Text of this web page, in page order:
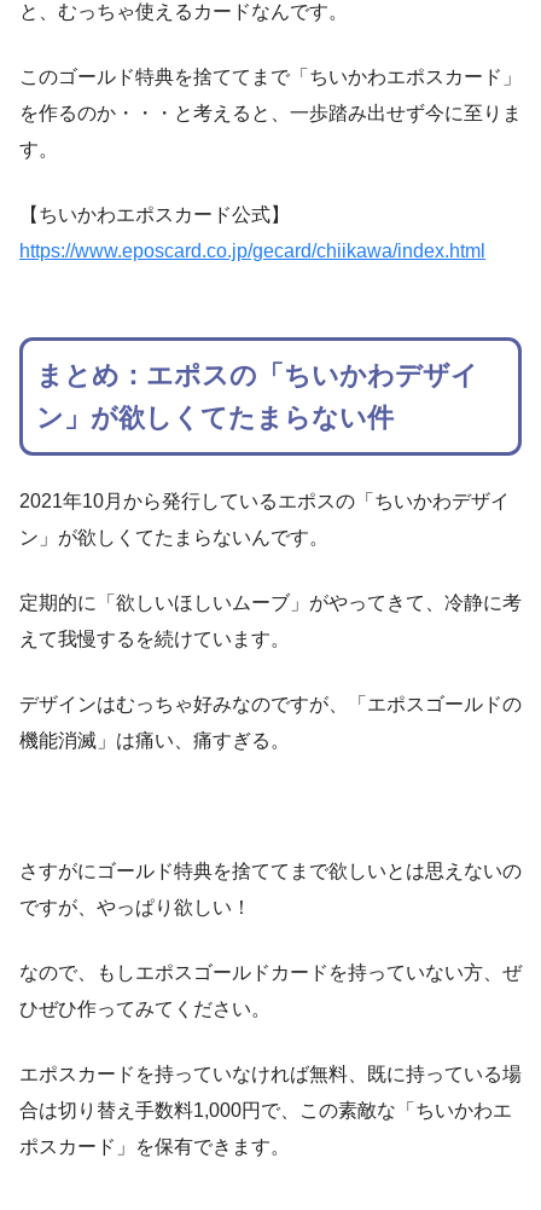
と、むっちゃ使えるカードなんです。
このゴールド特典を捨ててまで「ちいかわエポスカード」
を作るのか・・・と考えると、一歩踏み出せず今に至りま
す。
【ちいかわエポスカード公式】
https://www.eposcard.co.jp/gecard/chiikawa/index.html
まとめ：エポスの「ちいかわデザイ
ン」が欲しくてたまらない件
2021年10月から発行しているエポスの「ちいかわデザイ
ン」が欲しくてたまらないんです。
定期的に「欲しいほしいムーブ」がやってきて、冷静に考
えて我慢するを続けています。
デザインはむっちゃ好みなのですが、「エポスゴールドの
機能消滅」は痛い、痛すぎる。
さすがにゴールド特典を捨ててまで欲しいとは思えないの
ですが、やっぱり欲しい！
なので、もしエポスゴールドカードを持っていない方、ぜ
ひぜひ作ってみてください。
エポスカードを持っていなければ無料、既に持っている場
合は切り替え手数料1,000円で、この素敵な「ちいかわエ
ポスカード」を保有できます。